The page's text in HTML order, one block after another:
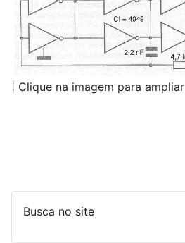
| Clique na imagem para ampliar |
Busca no site